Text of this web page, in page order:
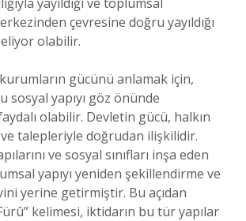
çevresine doğru yayıldığı
olabilir.
gücünü anlamak için,
sosyal yapıyı göz önünde
olabilir. Devletin gücü, halkın
ve talepleriyle doğrudan ilişkilidir.
ve sosyal sınıfları inşa eden
yapıyı yeniden şekillendirme ve
yerine getirmiştir. Bu açıdan
kelimesi, iktidarın bu tür yapılar